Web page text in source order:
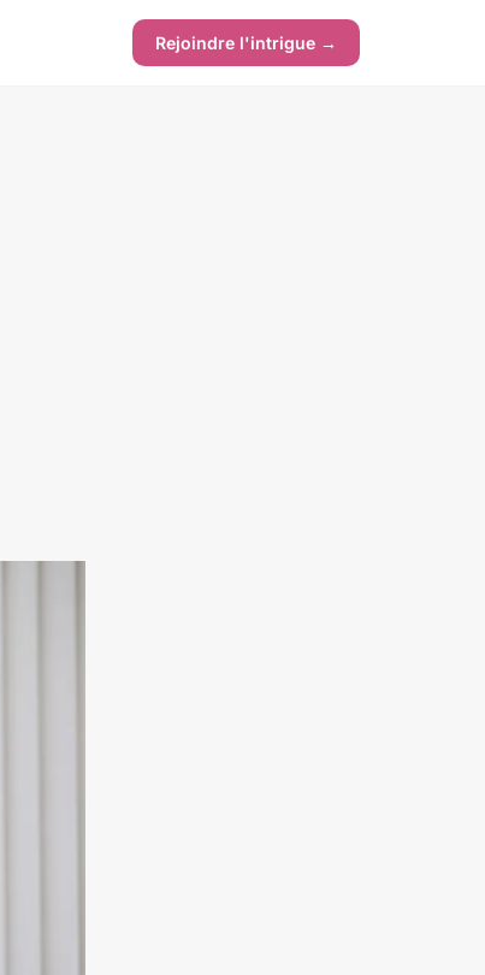
Rejoindre l'intrigue →